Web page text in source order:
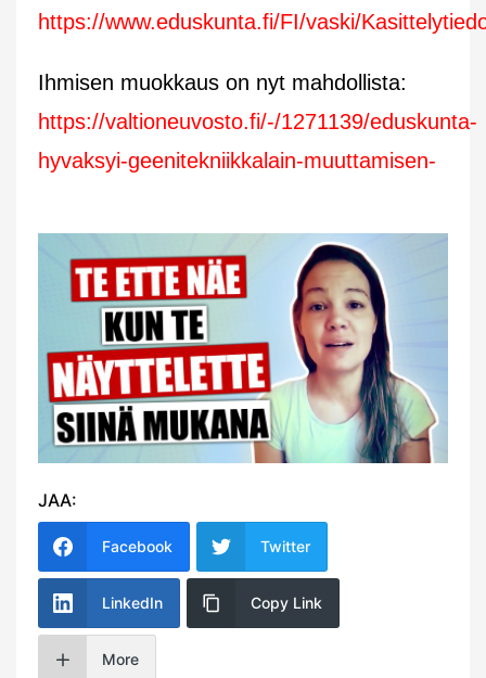
https://www.eduskunta.fi/FI/vaski/
Ihmisen muokkaus on nyt mahdollista:
https://valtioneuvosto.fi/-/1271139/eduskunta-
hyvaksyi-geenitekniikkalain-muuttamisen-
JAA:
Facebook Twitter
LinkedIn Copy Link
More